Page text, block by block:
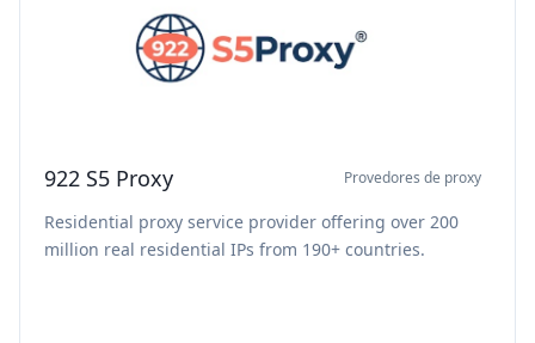
922 S5 Proxy Provedores de proxy
Residential proxy service provider offering over 200
million real residential IPs from 190+ countries.